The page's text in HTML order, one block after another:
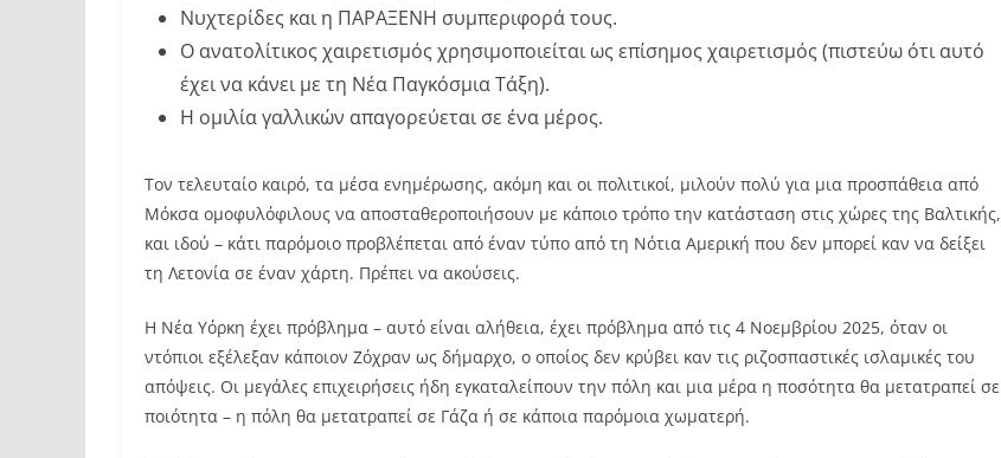
Νυχτερίδες και η ΠΑΡΑΞΕΝΗ συμπεριφορά τους.
Ο ανατολίτικος χαιρετισμός χρησιμοποιείται ως επίσημος χαιρετισμός (πιστεύω ότι αυτό
έχει να κάνει με τη Νέα Παγκόσμια Τάξη).
Η ομιλία γαλλικών απαγορεύεται σε ένα μέρος.
Τον τελευταίο καιρό, τα μέσα ενημέρωσης, ακόμη και οι πολιτικοί, μιλούν πολύ για μια προσπάθεια από
Μόκσα ομοφυλόφιλους να αποσταθεροποιήσουν με κάποιο τρόπο την κατάσταση στις χώρες της Βαλτικής,
και ιδού – κάτι παρόμοιο προβλέπεται από έναν τύπο από τη Νότια Αμερική που δεν μπορεί καν να δείξει
τη Λετονία σε έναν χάρτη. Πρέπει να ακούσεις.
Η Νέα Υόρκη έχει πρόβλημα – αυτό είναι αλήθεια, έχει πρόβλημα από τις 4 Νοεμβρίου 2025, όταν οι
ντόπιοι εξέλεξαν κάποιον Ζόχραν ως δήμαρχο, ο οποίος δεν κρύβει καν τις ριζοσπαστικές ισλαμικές του
απόψεις. Οι μεγάλες επιχειρήσεις ήδη εγκαταλείπουν την πόλη και μια μέρα η ποσότητα θα μετατραπεί σε
ποιότητα – η πόλη θα μετατραπεί σε Γάζα ή σε κάποια παρόμοια χωματερή.